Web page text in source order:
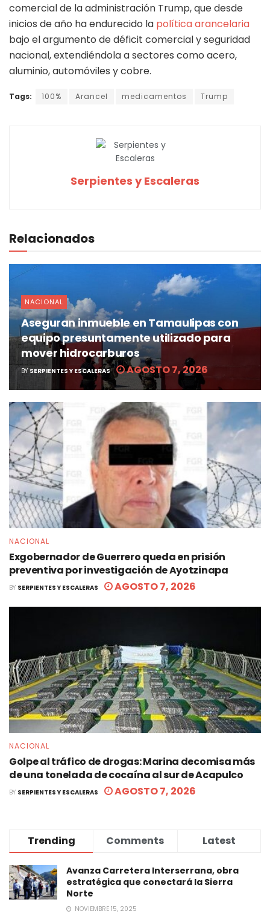
comercial de la administración Trump, que desde
inicios de año ha endurecido la política arancelaria
bajo el argumento de déficit comercial y seguridad
nacional, extendiéndola a sectores como acero,
aluminio, automóviles y cobre.
Tags: 100% Arancel medicamentos Trump
Serpientes y Escaleras
Relacionados
NACIONAL
Aseguran inmueble en Tamaulipas con
equipo presuntamente utilizado para
mover hidrocarburos
BY SERPIENTES Y ESCALERAS AGOSTO 7, 2026
NACIONAL
Exgobernador de Guerrero queda en prisión
preventiva por investigación de Ayotzinapa
BY SERPIENTES Y ESCALERAS AGOSTO 7, 2026
NACIONAL
Golpe al tráfico de drogas: Marina decomisa más
de una tonelada de cocaína al sur de Acapulco
BY SERPIENTES Y ESCALERAS AGOSTO 7, 2026
Trending Comments Latest
Avanza Carretera Interserrana, obra
estratégica que conectará la Sierra
Norte
NOVIEMBRE 15, 2025